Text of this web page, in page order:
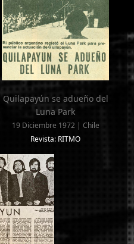
Quilapayún se adueño del
Luna Park
19 Diciembre 1972 | Chile
Revista: RITMO